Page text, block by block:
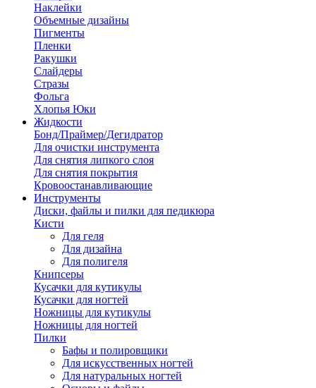
Наклейки
Объемные дизайны
Пигменты
Пленки
Ракушки
Слайдеры
Стразы
Фольга
Хлопья Юки
Жидкости
Бонд/Праймер/Дегидратор
Для очистки инструмента
Для снятия липкого слоя
Для снятия покрытия
Кровоостанавливающие
Инструменты
Диски, файлы и пилки для педикюра
Кисти
Для геля
Для дизайна
Для полигеля
Книпсеры
Кусачки для кутикулы
Кусачки для ногтей
Ножницы для кутикулы
Ножницы для ногтей
Пилки
Бафы и полировщики
Для искусственных ногтей
Для натуральных ногтей